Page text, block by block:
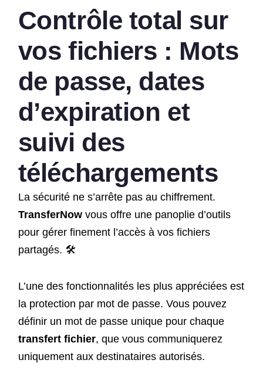
Contrôle total sur
vos fichiers : Mots
de passe, dates
d’expiration et
suivi des
téléchargements
La sécurité ne s’arrête pas au chiffrement.
TransferNowvous offre une panoplie d’outils
pour gérer finement l’accès à vos fichiers
partagés. 🛠️
L’une des fonctionnalités les plus appréciées est
la protection par mot de passe. Vous pouvez
définir un mot de passe unique pour chaque
transfert fichier, que vous communiquerez
uniquement aux destinataires autorisés.